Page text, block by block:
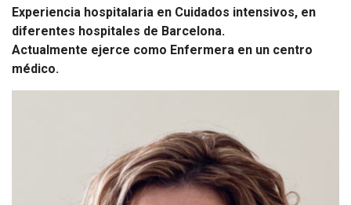
Colaboramos con
Formaciones
Acompañamiento
Experiencia hospitalaria en Cuidados intensivos, en
diferentes hospitales de Barcelona.
Actualmente ejerce como Enfermera en un centro
médico.